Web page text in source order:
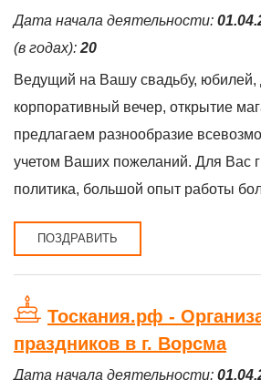
Дата начала деятельности:
(в годах): 20
Ведущий на Вашу свадьбу, юбилей,
корпоративный вечер, открытие
предлагаем разнообразие
учетом Ваших пожеланий. Для Вас
политика, большой опыт работы
ПОЗДРАВИТЬ
Тоскания.рф -
праздников в г. Ворсма
Дата начала деятельности: